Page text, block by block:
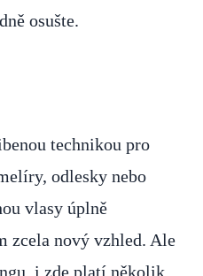
osušte.
technikou pro
odlesky nebo
vlasy úplně
zcela nový vzhled. Ale
i zde platí několik